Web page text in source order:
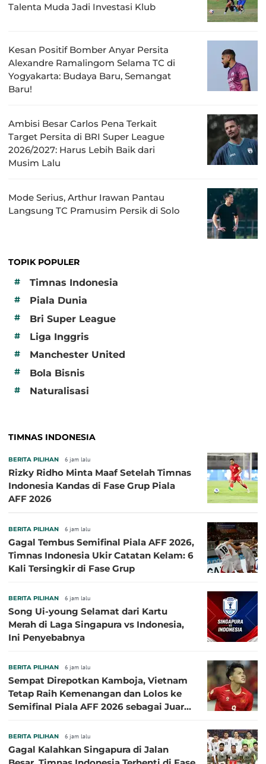
Talenta Muda Jadi Investasi Klub
Kesan Positif Bomber Anyar Persita
Alexandre Ramalingom Selama TC di
Yogyakarta: Budaya Baru, Semangat
Baru!
Ambisi Besar Carlos Pena Terkait
Target Persita di BRI Super League
2026/2027: Harus Lebih Baik dari
Musim Lalu
Mode Serius, Arthur Irawan Pantau
Langsung TC Pramusim Persik di Solo
TOPIK POPULER
#
Timnas Indonesia
# Piala Dunia
# Bri Super League
# Liga Inggris
# Manchester United
# Bola Bisnis
# Naturalisasi
TIMNAS INDONESIA
BERITA PILIHAN 6 jam lalu
Rizky Ridho Minta Maaf Setelah Timnas
Indonesia Kandas di Fase Grup Piala
AFF 2026
BERITA PILIHAN 6 jam lalu
Gagal Tembus Semifinal Piala AFF 2026,
Timnas Indonesia Ukir Catatan Kelam: 6
Kali Tersingkir di Fase Grup
BERITA PILIHAN 6 jam lalu
Song Ui-young Selamat dari Kartu
Merah di Laga Singapura vs Indonesia,
Ini Penyebabnya
BERITA PILIHAN 6 jam lalu
Sempat Direpotkan Kamboja, Vietnam
Tetap Raih Kemenangan dan Lolos ke
Semifinal Piala AFF 2026 sebagai Juara
BERITA PILIHAN 6 jam lalu
Gagal Kalahkan Singapura di Jalan